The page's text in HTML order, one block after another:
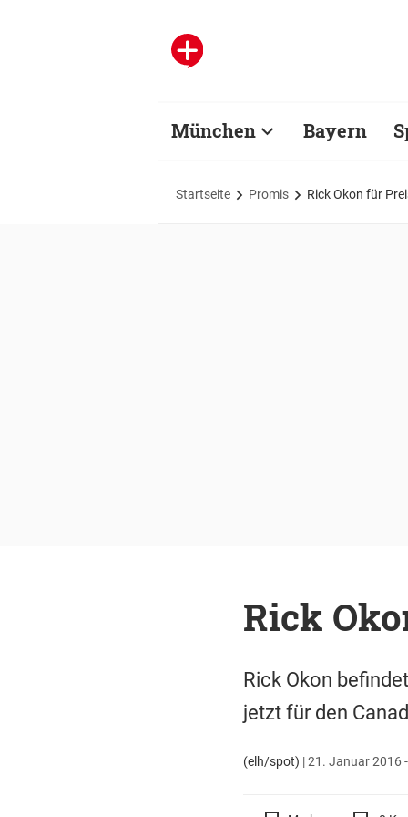
München Bayern
Startseite Promis Rick Okon für
Rick
Rick Okon
jetzt für den
(elh/spot) |21. Januar 2016